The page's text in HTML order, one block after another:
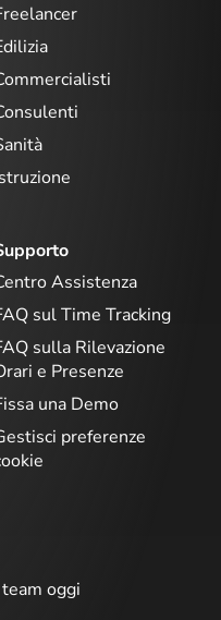
Assistenza
sul Time Tracking
sulla Rilevazione
e Presenze
una Demo
preferenze
oggi